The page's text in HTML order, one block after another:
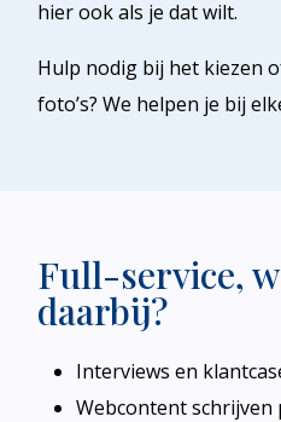
hier ook als je dat wilt.
Hulp nodig bij het kiezen
foto’s? We helpen je bij
Full-service,
daarbij?
Interviews en
Webcontent schrijven